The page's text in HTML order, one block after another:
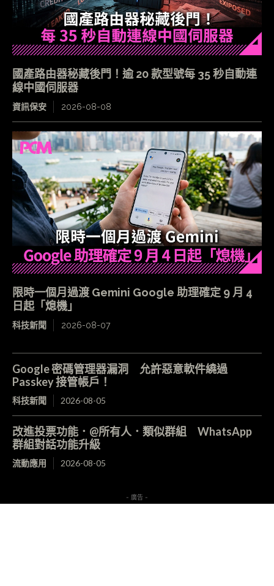
國產路由器秘藏後門！逾 20 款型號每 35 秒自動連
線中國伺服器
資訊保安 2026-08-08
限時一個月過渡 Gemini Google 助理確定 9 月 4
日起「熄機」
科技新聞 2026-08-07
Google 密碼管理器漏洞 允許惡意軟件繞過
Passkey 接管帳戶！
科技新聞 2026-08-05
改進投票功能．@所有人．類似群組 WhatsApp
群組對話功能升級
流動應用 2026-08-05
- 廣告 -